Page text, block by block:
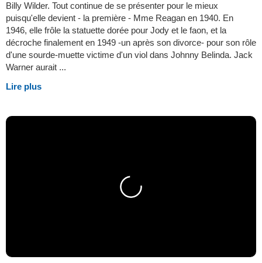
Billy Wilder. Tout continue de se présenter pour le mieux
puisqu'elle devient - la première - Mme Reagan en 1940. En
1946, elle frôle la statuette dorée pour Jody et le faon, et la
décroche finalement en 1949 -un après son divorce- pour son rôle
d'une sourde-muette victime d'un viol dans Johnny Belinda. Jack
Warner aurait ...
Lire plus